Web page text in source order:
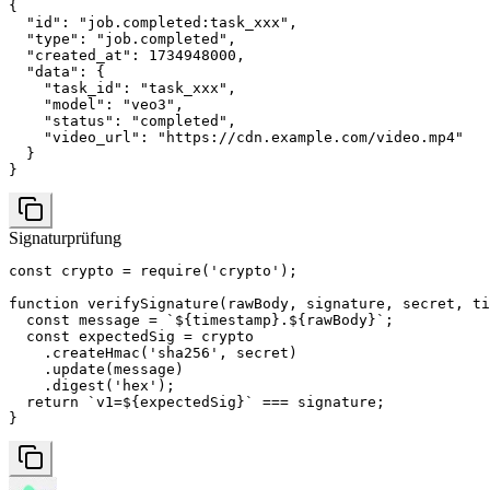
{
  "id": "job.completed:task_xxx",
  "type": "job.completed",
  "created_at": 1734948000,
  "data": {
    "task_id": "task_xxx",
    "model": "veo3",
    "status": "completed",
    "video_url": "https://cdn.example.com/video.mp4"
  }
}
Signaturprüfung
const crypto = require('crypto');
function verifySignature(rawBody, signature, secret,
  const message = `${timestamp}.${rawBody}`;
  const expectedSig = crypto
    .createHmac('sha256', secret)
    .update(message)
    .digest('hex');
  return `v1=${expectedSig}` === signature;
}